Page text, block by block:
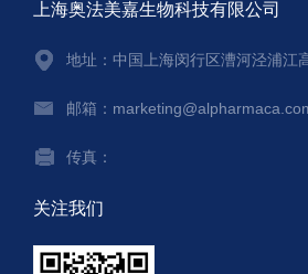
上海奥法美嘉生物科技有限公司
地址：中国上海闵行区漕河泾浦江
邮箱：
传真：
关注我们